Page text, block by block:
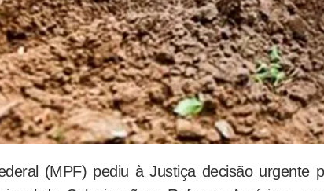
(MPF) pediu à Justiça decisão urgente